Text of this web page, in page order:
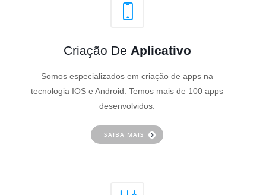
Criação De Aplicativo
Somos especializados em criação de apps na
tecnologia IOS e Android. Temos mais de 100 apps
desenvolvidos.
SAIBA MAIS